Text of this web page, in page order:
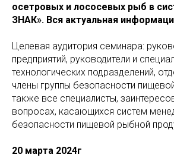
осетровых и лососевых рыб в
ЗНАК». Вся актуальная
Целевая аудитория семинара:
предприятий, руководители и
технологических подразделений,
члены группы безопасности
также все специалисты,
вопросах, касающихся систем
безопасности пищевой рыбной
20 марта 2024г